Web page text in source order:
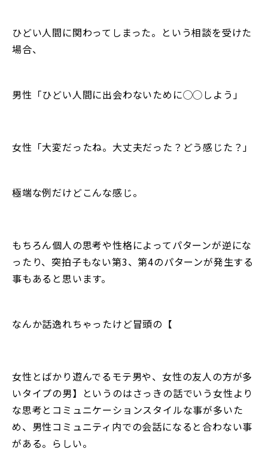
ひどい人間に関わってしまった。という相談を受けた
場合、
男性「ひどい人間に出会わないために◯◯しよう」
女性「大変だったね。大丈夫だった？どう感じた？」
極端な例だけどこんな感じ。
もちろん個人の思考や性格によってパターンが逆にな
ったり、突拍子もない第3、第4のパターンが発生する
事もあると思います。
なんか話逸れちゃったけど冒頭の【
女性とばかり遊んでるモテ男や、女性の友人の方が多
いタイプの男】というのはさっきの話でいう女性より
な思考とコミュニケーションスタイルな事が多いた
め、男性コミュニティ内での会話になると合わない事
がある。らしい。